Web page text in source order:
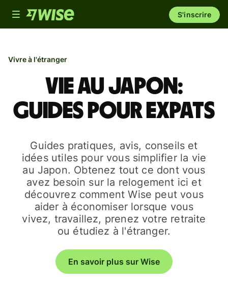
Toggle
navigation
S'inscrire
Vivre à l'étranger
Vie au Japon:
guides pour expats
Guides pratiques, avis, conseils et
idées utiles pour vous simplifier la vie
au Japon. Obtenez tout ce dont vous
avez besoin sur la relogement ici et
découvrez comment Wise peut vous
aider à économiser lorsque vous
vivez, travaillez, prenez votre retraite
ou étudiez à l'étranger.
En savoir plus sur Wise